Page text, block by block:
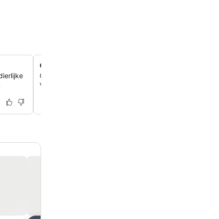
Gezinsvriendelijke activiteiten en speeltuin
Ontdek een speciale kinderspeeltuin, biljart, tafeltennis
voetbalveld, zodat er vermaak is voor alle leeftijden.